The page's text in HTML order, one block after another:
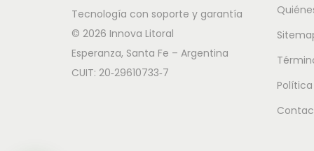
Tecnología con soporte y garantía
© 2026 Innova Litoral
Esperanza, Santa Fe – Argentina
CUIT: 20‑29610733‑7